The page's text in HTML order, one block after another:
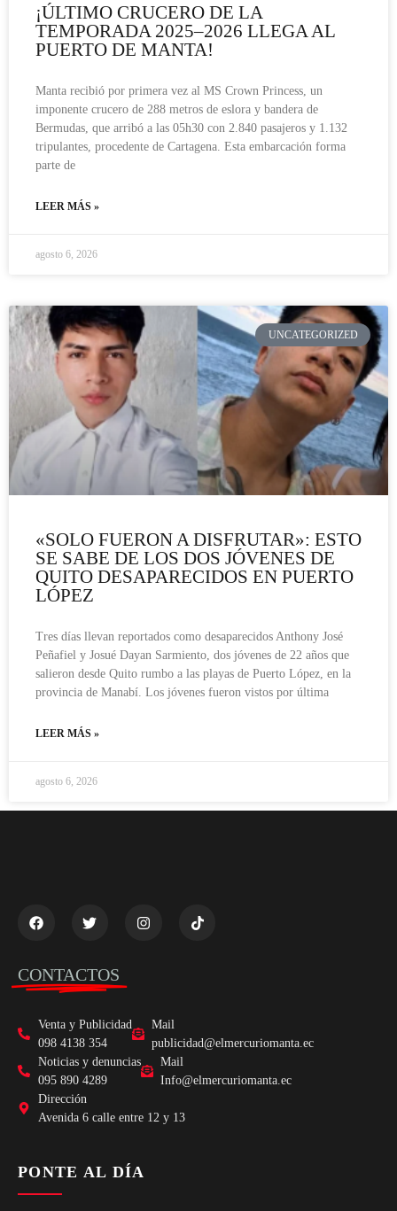
¡ÚLTIMO CRUCERO DE LA
TEMPORADA 2025–2026 LLEGA AL
PUERTO DE MANTA!
Manta recibió por primera vez al MS Crown Princess, un
imponente crucero de 288 metros de eslora y bandera de
Bermudas, que arribó a las 05h30 con 2.840 pasajeros y 1.132
tripulantes, procedente de Cartagena. Esta embarcación forma
parte de
LEER MÁS »
agosto 6, 2026
UNCATEGORIZED
«SOLO FUERON A DISFRUTAR»: ESTO
SE SABE DE LOS DOS JÓVENES DE
QUITO DESAPARECIDOS EN PUERTO
LÓPEZ
Tres días llevan reportados como desaparecidos Anthony José
Peñafiel y Josué Dayan Sarmiento, dos jóvenes de 22 años que
salieron desde Quito rumbo a las playas de Puerto López, en la
provincia de Manabí. Los jóvenes fueron vistos por última
LEER MÁS »
agosto 6, 2026
CONTACTOS
Venta y Publicidad
098 4138 354
Mail
publicidad@elmercuriomanta.ec
Noticias y denuncias
095 890 4289
Mail
Info@elmercuriomanta.ec
Dirección
Avenida 6 calle entre 12 y 13
PONTE AL DÍA